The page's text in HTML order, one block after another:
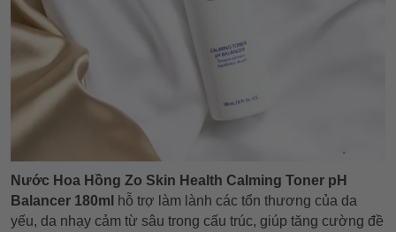
Nước Hoa Hồng Zo Skin Health Calming Toner pH
Balancer 180ml
hỗ trợ làm lành các tổn thương của da
yếu, da nhạy cảm từ sâu trong cấu trúc, giúp tăng cường đề